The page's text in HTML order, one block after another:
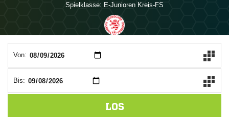
Spielklasse: E-Junioren Kreis-FS
Von:
Bis:
LOS